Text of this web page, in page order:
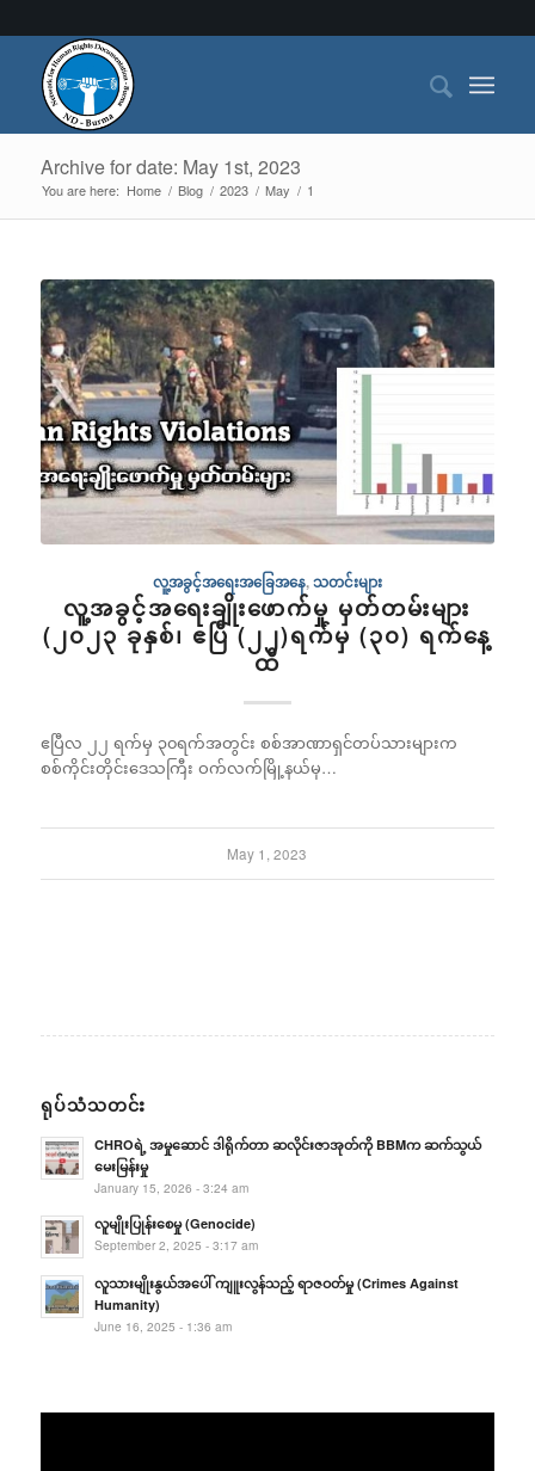
Archive for date: May 1st, 2023
You are here: Home / Blog / 2023 / May / 1
လူ့အခွင့်အရေးအခြေအနေ,သတင်းများ
လူ့အခွင့်အရေးချိုးဖောက်မှု မှတ်တမ်းများ
(၂၀၂၃ ခုနှစ်၊ ဧပြီ (၂၂)ရက်မှ (၃၀) ရက်နေ့
ထိ
ဧပြီလ ၂၂ ရက်မှ ၃၀ရက်အတွင်း စစ်အာဏာရှင်တပ်သားများက
စစ်ကိုင်းတိုင်းဒေသကြီး ဝက်လက်မြို့နယ်မှ…
May 1, 2023
ရုပ်သံသတင်း
CHROရဲ့ အမှုဆောင် ဒါရိုက်တာ ဆလိုင်းဇာအုတ်ကို BBMက ဆက်သွယ်
မေးမြန်းမှု
January 15, 2026 - 3:24 am
လူမျိုးပြုန်းစေမှု (Genocide)
September 2, 2025 - 3:17 am
လူသားမျိုးနွယ်အပေါ် ကျူးလွန်သည့် ရာဇဝတ်မှု (Crimes Against
Humanity)
June 16, 2025 - 1:36 am